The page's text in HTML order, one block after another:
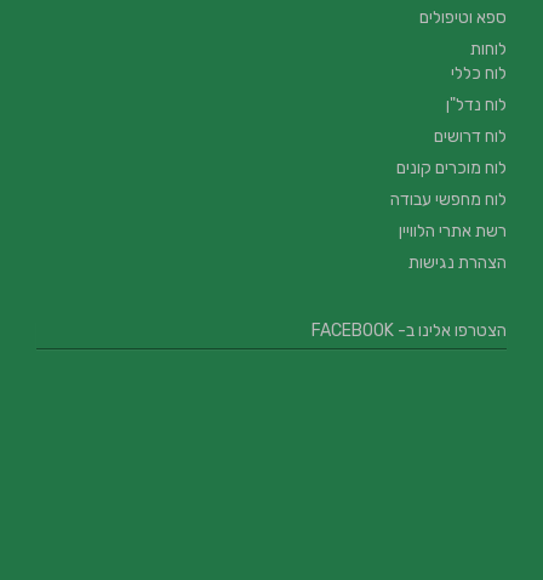
ספא וטיפולים
לוחות
לוח כללי
לוח נדל"ן
לוח דרושים
לוח מוכרים קונים
לוח מחפשי עבודה
רשת אתרי הלוויין
הצהרת נגישות
הצטרפו אלינו ב- FACEBOOK